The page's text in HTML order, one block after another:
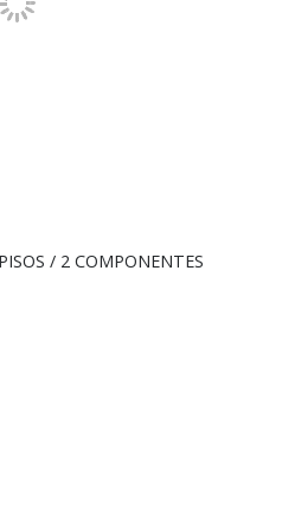
/ 2 COMPONENTES